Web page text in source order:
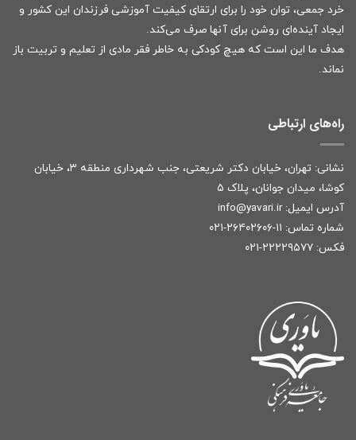
خرد جمعی، توان خود را برای ارتقای کیفیت آموزشی فرزندان این کشور و
ایجاد آینده‌ای روشن برای آنها صرف می‌کند.
هدف ما این است که هیچ کودکی به خاطر فقر مادی از تعلیم و تربیت باز
نماند.
راه‌های ارتباطی
نشانی: تهران، خیابان دکتر شریعتی، جنب شهرداری منطقه ۳، خیابان
کوشا، میدان جوانان، پلاک ۵
آدرس ایمیل: info@yavari.ir
شماره تماس: ۱۱-۲۶۴۰۲۶۰۶-۰۲۱
فکس: ۲۲۲۲۹۵۷۷-۰۲۱